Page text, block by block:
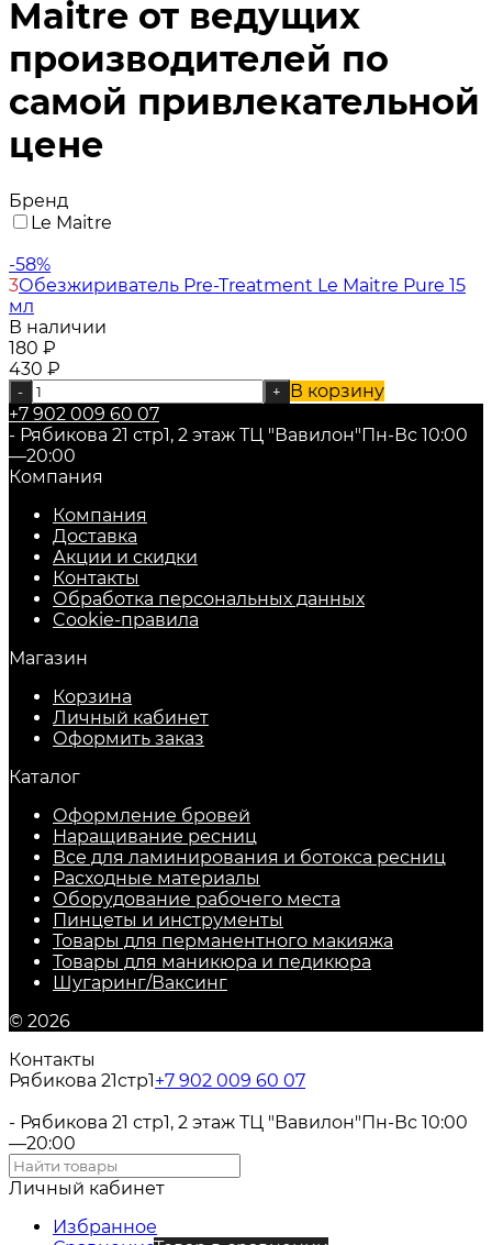
Maitre от ведущих
производителей по
самой привлекательной
цене
Бренд
Le Maitre
-58%
3Обезжириватель Pre-Treatment Le Maitre Pure 15
мл
В наличии
180 ₽
430 ₽
- +
В корзину
+7 902 009 60 07
- Рябикова 21 стр1, 2 этаж ТЦ "Вавилон"Пн-Вс 10:00
—20:00
Компания
Компания
Доставка
Акции и скидки
Контакты
Обработка персональных данных
Cookie-правила
Магазин
Корзина
Личный кабинет
Оформить заказ
Каталог
Оформление бровей
Наращивание ресниц
Все для ламинирования и ботокса ресниц
Расходные материалы
Оборудование рабочего места
Пинцеты и инструменты
Товары для перманентного макияжа
Товары для маникюра и педикюра
Шугаринг/Ваксинг
© 2026
Контакты
Рябикова 21стр1+7 902 009 60 07
- Рябикова 21 стр1, 2 этаж ТЦ "Вавилон"Пн-Вс 10:00
—20:00
Личный кабинет
Избранное